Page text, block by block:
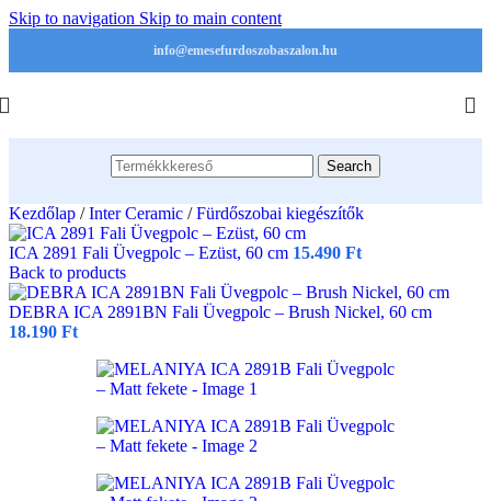
Skip to navigation Skip to main content
info@emesefurdoszobaszalon.hu
Search
Kezdőlap / Inter Ceramic / Fürdőszobai kiegészítők
ICA 2891 Fali Üvegpolc – Ezüst, 60 cm 15.490 Ft
Back to products
DEBRA ICA 2891BN Fali Üvegpolc – Brush Nickel, 60 cm
18.190 Ft